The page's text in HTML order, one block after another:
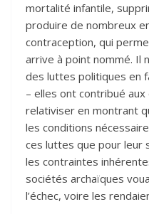
mortalité infantile,
produire de nombreux
contraception, qui
arrive à point nommé. Il
des luttes politiques en
– elles ont contribué
relativiser en montrant
les conditions
ces luttes que pour leur
les contraintes
sociétés archaïques
l’échec, voire les